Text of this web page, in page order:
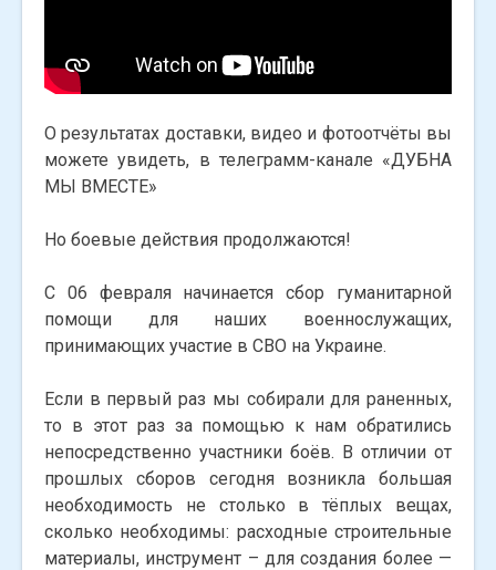
О результатах доставки, видео и фотоотчёты вы
можете увидеть, в телеграмм-канале «ДУБНА
МЫ ВМЕСТЕ»
Но боевые действия продолжаются!
С 06 февраля начинается сбор гуманитарной
помощи для наших военнослужащих,
принимающих участие в СВО на Украине.
Если в первый раз мы собирали для раненных,
то в этот раз за помощью к нам обратились
непосредственно участники боёв. В отличии от
прошлых сборов сегодня возникла большая
необходимость не столько в тёплых вещах,
сколько необходимы: расходные строительные
материалы, инструмент – для создания более —